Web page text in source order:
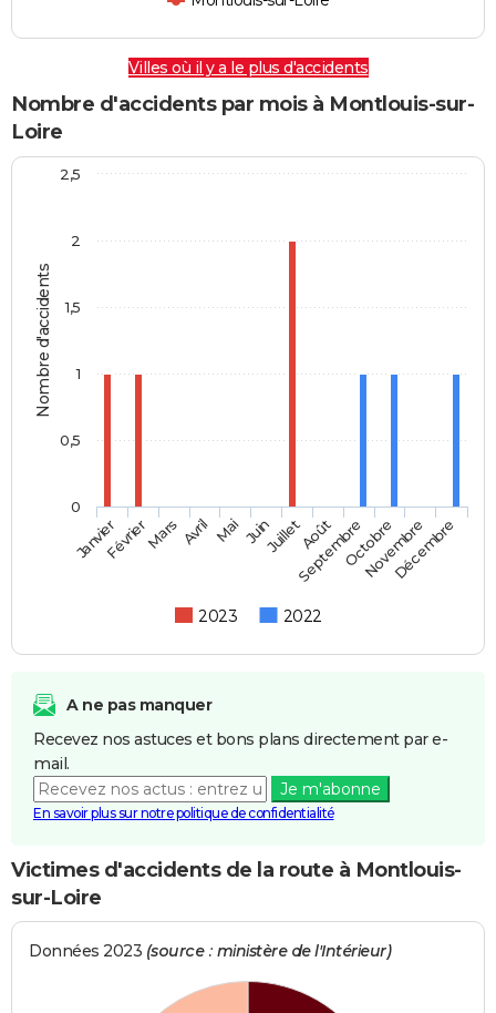
Villes où il y a le plus d'accidents
Nombre d'accidents par mois à Montlouis-sur-
Loire
Nombre d'accidents
2023 2022
JanvierFévrierMars Avril Mai JuinJuilletAoût
SeptembreOctobre
Novembre
Décembre
0
0,5
1
1,5
2
2,5
A ne pas manquer
Recevez nos astuces et bons plans directement par e-
mail.
Je m'abonne
En savoir plus sur notre politique de confidentialité
Victimes d'accidents de la route à Montlouis-
sur-Loire
Données 2023 (source : ministère de l'Intérieur)